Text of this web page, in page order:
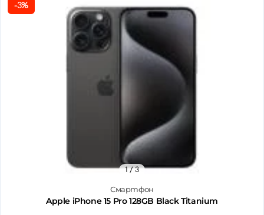
-3%
Смартфон
Apple iPhone 15 Pro 128GB Black Titanium
1/ 3